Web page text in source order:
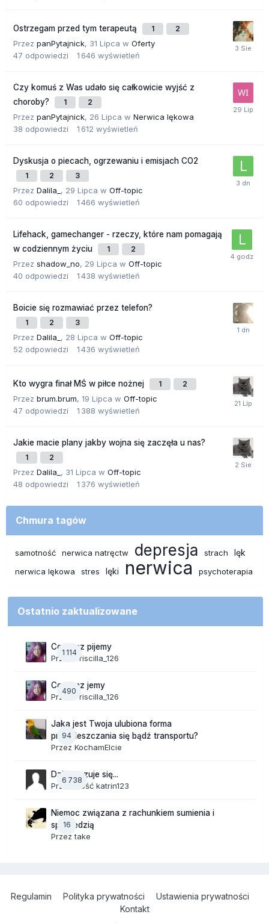
Ostrzegam przed tym terapeutą 1 2
Przez panPytajnick, 31 Lipca w Oferty
47 odpowiedzi 1 646 wyświetleń
Czy komuś z Was udało się całkowicie wyjść z
choroby?
1 2
Przez panPytajnick, 26 Lipca w Nerwica lękowa
38 odpowiedzi 1 612 wyświetleń
Dyskusja o piecach, ogrzewaniu i emisjach CO2
1 2 3
Przez Dalila_ , 29 Lipca w Off-topic
60 odpowiedzi 1 466 wyświetleń
Lifehack, gamechanger - rzeczy, które nam pomagają
w codziennym życiu
1 2
Przez shadow_no, 29 Lipca w Off-topic
40 odpowiedzi 1 438 wyświetleń
Boicie się rozmawiać przez telefon?
1 2 3
Przez Dalila_ , 28 Lipca w Off-topic
52 odpowiedzi 1 436 wyświetleń
Kto wygra finał MŚ w piłce nożnej 1 2
Przez brum.brum, 19 Lipca w Off-topic
47 odpowiedzi 1 388 wyświetleń
Jakie macie plany jakby wojna się zaczęła u nas?
1 2
Przez Dalila_ , 31 Lipca w Off-topic
48 odpowiedzi 1 376 wyświetleń
Chmura tagów
samotność nerwica natręctw depresja strach lęk
nerwica lękowa stres lęki nerwica psychoterapia
Ostatnio zaktualizowane
1 114
Co teraz pijemy
Przez Priscilla_126
490
Co teraz jemy
PrzezPriscilla_126
94
Jaka jest Twoja ulubiona forma
przemieszczania się bądź transportu?
Przez KochamElcie
6 738
Dzisiaj czuje się...
Przez Gość katrin123
16
Niemoc związana z rachunkiem sumienia i
spowiedzią
Przeztake
Regulamin Polityka prywatności
Ustawienia prywatności
Kontakt